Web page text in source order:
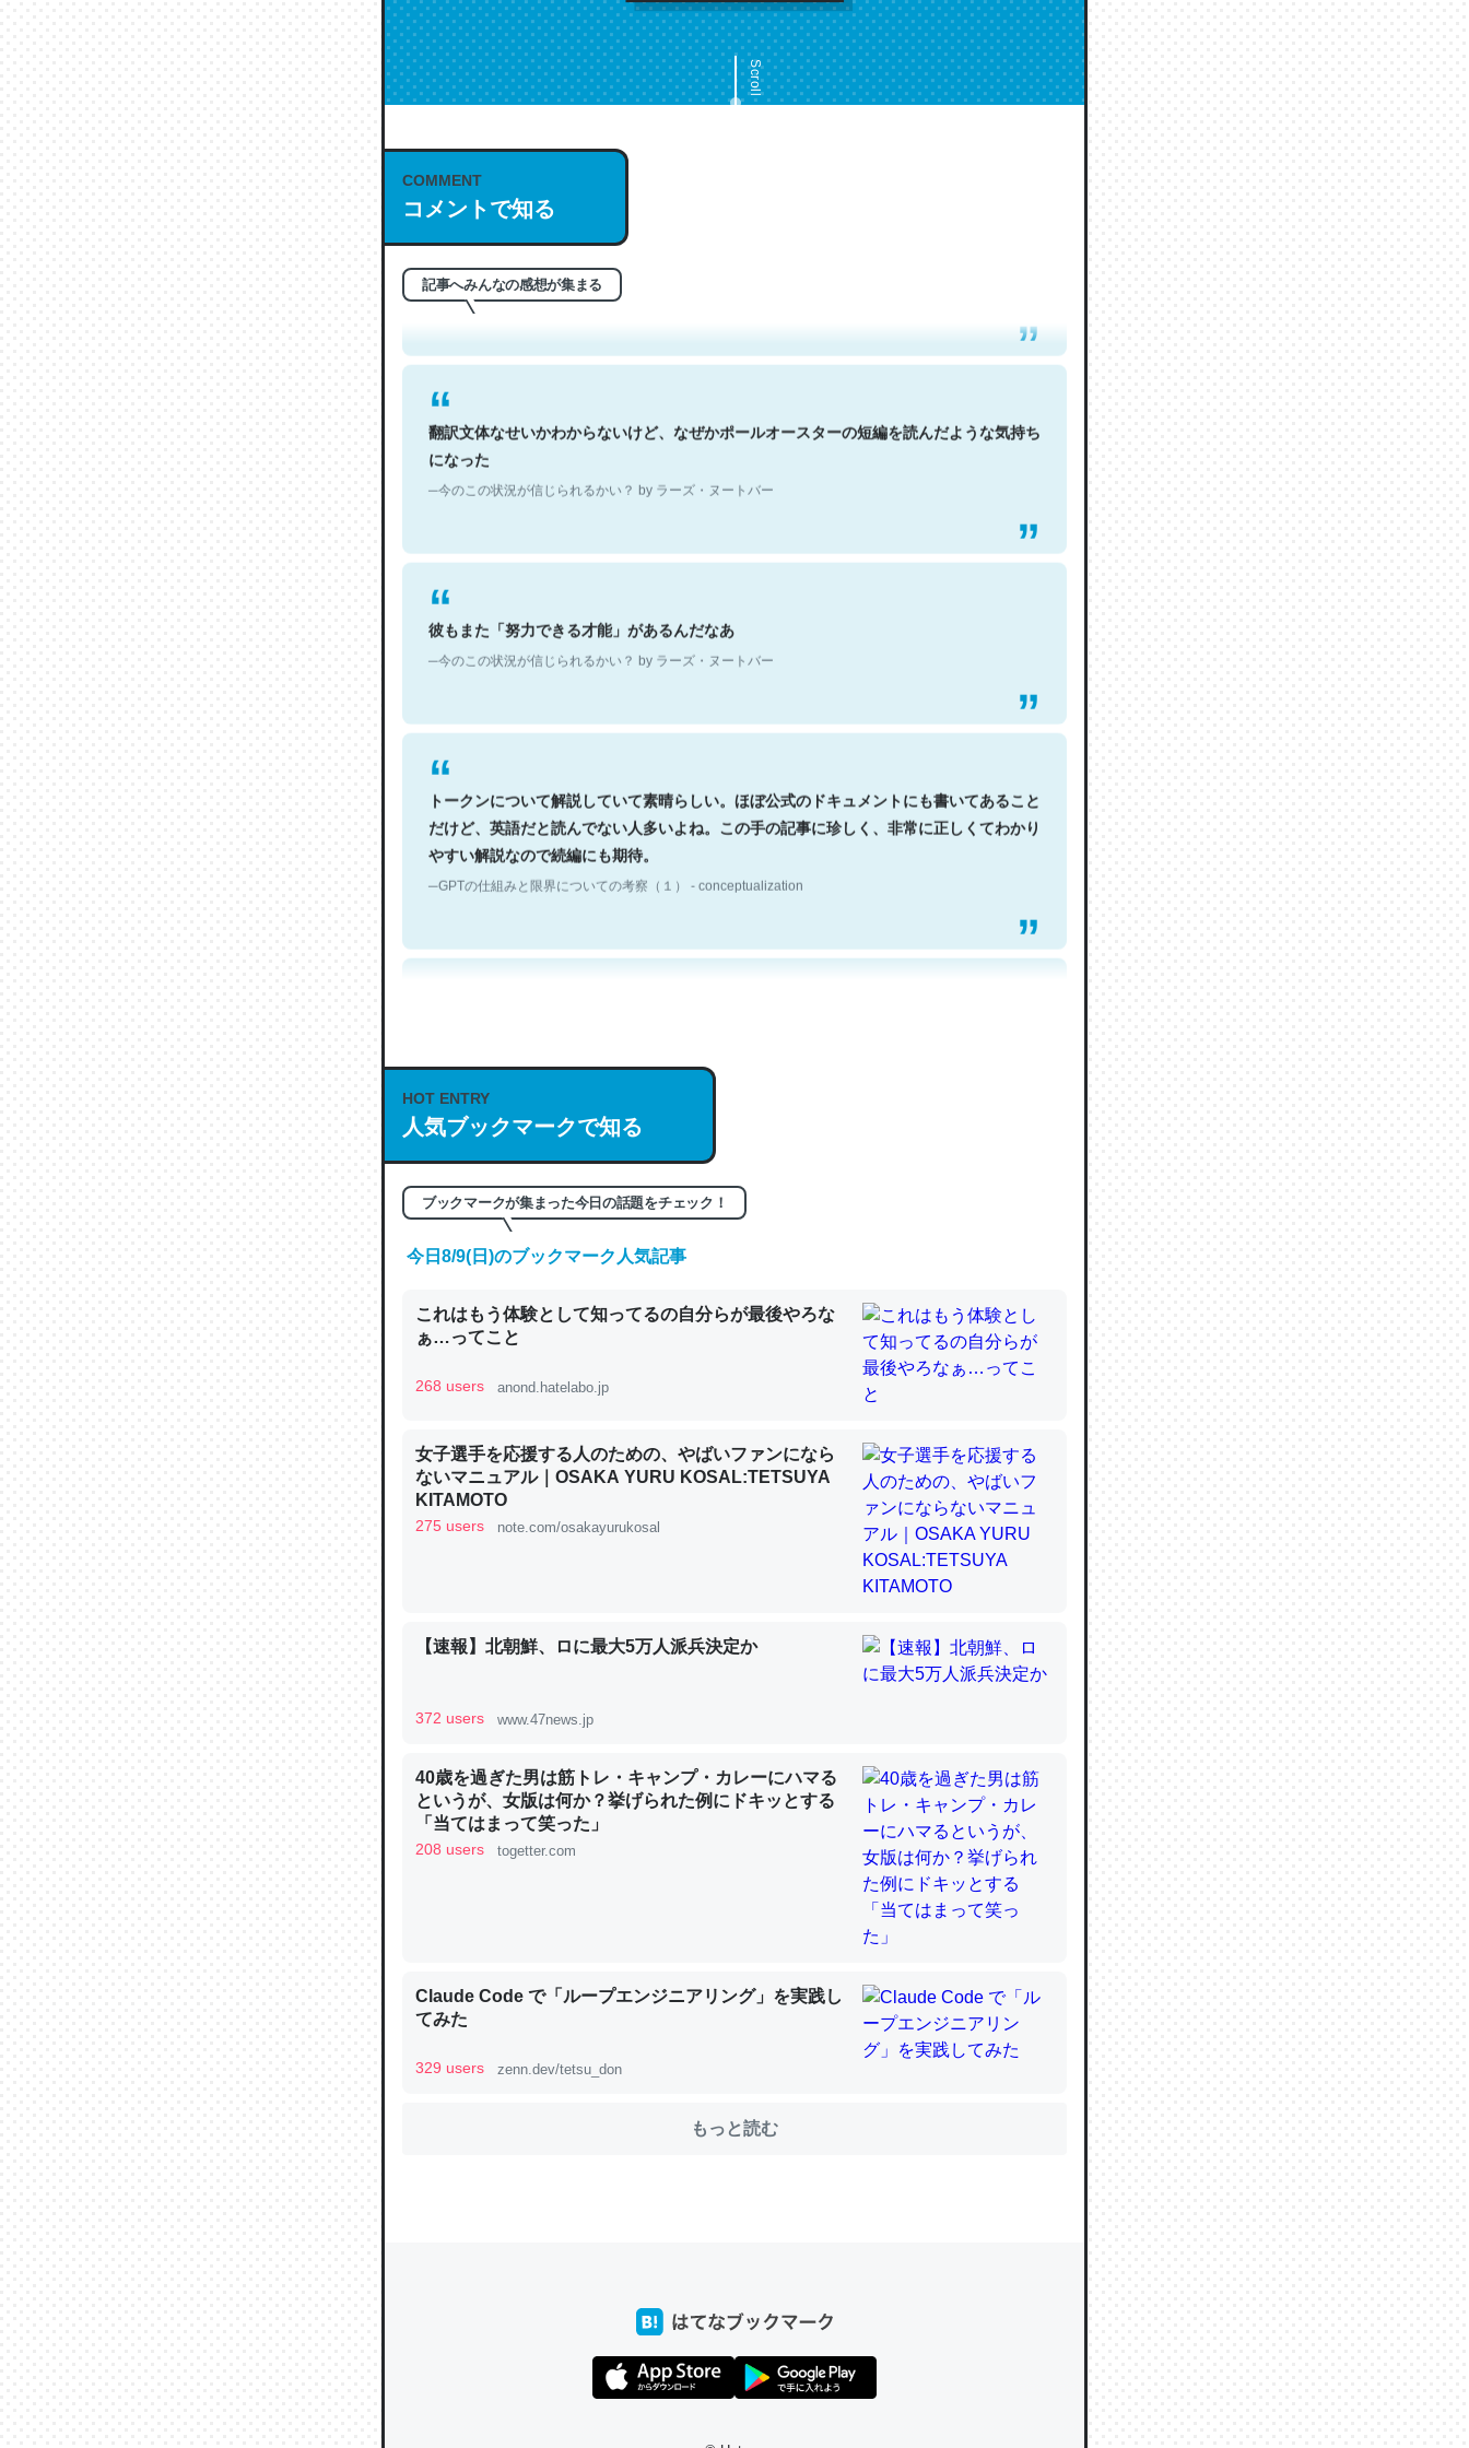
Scroll
COMMENT
コメントで知る
記事へみんなの感想が集まる
これは名文。彼はとてもクレバーなんだろうなと凄く思う。英語少しでも読める人は原文
もお勧め。自分はこの流れ好き。Let’s Fucking Go. Then Covid hit. Shit.
─今のこの状況が信じられるかい？ by ラーズ・ヌートバー
翻訳文体なせいかわからないけど、なぜかポールオースターの短編を読んだような気持ち
になった
─今のこの状況が信じられるかい？ by ラーズ・ヌートバー
彼もまた「努力できる才能」があるんだなあ
─今のこの状況が信じられるかい？ by ラーズ・ヌートバー
トークンについて解説していて素晴らしい。ほぼ公式のドキュメントにも書いてあること
だけど、英語だと読んでない人多いよね。この手の記事に珍しく、非常に正しくてわかり
やすい解説なので続編にも期待。
─GPTの仕組みと限界についての考察（１） - conceptualization
これは良記事。32768トークンだと英語小説100ページ分くらい。小説でいう「ずっと前
の伏線」は回収されないけど、短期記憶というには多い分量。進化すればするほど分かり
やすく強くなりそう
の600分の1程度。
─ニュース :: 【研究発表】昆虫学の大問題＝「昆虫はなぜ海にいないのか」に関する新仮説
は」とあって面白い。海にいる鋏角類（カブトガニ・ウミグモ）はカルシウムを使わずキ
これを元に考えるとカルシウムを大量に使う脊椎動物と貝類は苦労してるんだな…。腹足
─ニュース :: 【研究発表】昆虫学の大問題＝「昆虫はなぜ海にいないのか」に関する新仮説
ウチもEchoを実家に置いて４年。でたまに覗いてる。ぼちぼちRingも置こうかと画策
中。あと、Googleマップで位置情報を共有してる。電池残量や充電中かが分かるのでこ
─たまにLINEするくらいだった遠方の父67歳と僕。ITツール導入でコミュニケーションが劇的に変化し
きる。一生で親と会える残り時間を日数にすると1週間とかの人が多いそうだけど、それ
を実質100倍以上に伸ばす効果があるはず……
─たまにLINEするくらいだった遠方の父67歳と僕。ITツール導入でコミュニケーションが劇的に変化し
HOT ENTRY
人気ブックマークで知る
ブックマークが集まった今日の話題をチェック！
今日8/9(日)のブックマーク人気記事
これはもう体験として知ってるの自分らが最後やろな
ぁ…ってこと
268 users anond.hatelabo.jp
女子選手を応援する人のための、やばいファンになら
ないマニュアル｜OSAKA YURU KOSAL:TETSUYA
KITAMOTO
275 users note.com/osakayurukosal
【速報】北朝鮮、ロに最大5万人派兵決定か
372 users www.47news.jp
40歳を過ぎた男は筋トレ・キャンプ・カレーにハマる
というが、女版は何か？挙げられた例にドキッとする
「当てはまって笑った」
208 users togetter.com
Claude Code で「ループエンジニアリング」を実践し
てみた
329 users zenn.dev/tetsu_don
もっと読む